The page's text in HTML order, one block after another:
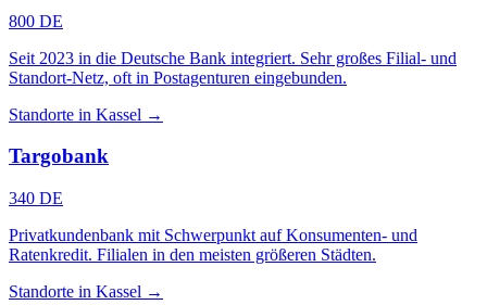
800 DE
Seit 2023 in die Deutsche Bank integriert. Sehr großes Filial- und
Standort-Netz, oft in Postagenturen eingebunden.
Standorte in Kassel →
Targobank
340 DE
Privatkundenbank mit Schwerpunkt auf Konsumenten- und
Ratenkredit. Filialen in den meisten größeren Städten.
Standorte in Kassel →